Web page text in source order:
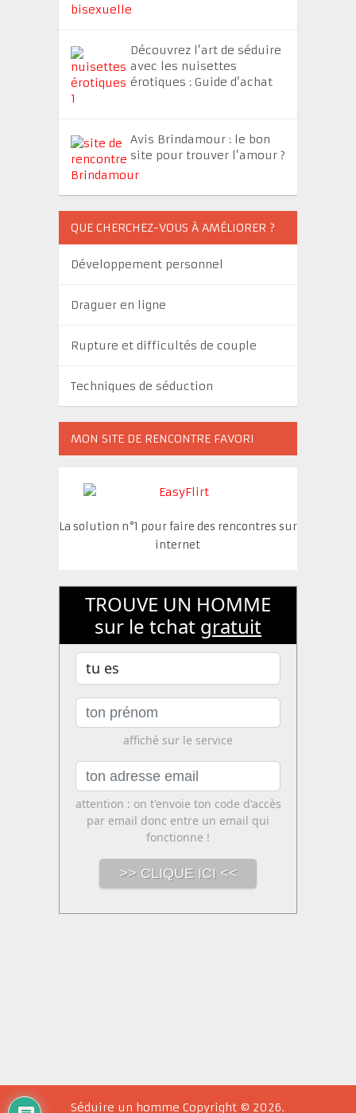
Découvrez l’art de séduire
avec les nuisettes
érotiques : Guide d’achat
Avis Brindamour : le bon
site pour trouver l’amour ?
QUE CHERCHEZ-VOUS À AMÉLIORER ?
Développement personnel
Draguer en ligne
Rupture et difficultés de couple
Techniques de séduction
MON SITE DE RENCONTRE FAVORI
La solution n°1 pour faire des rencontres sur
internet
Séduire un homme Copyright © 2026.